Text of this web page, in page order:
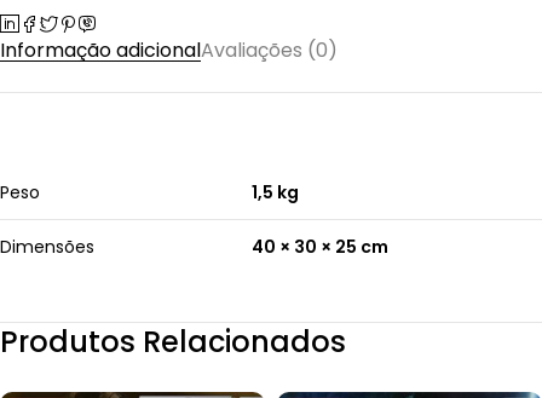
Informação adicionalAvaliações (0)
Peso 1,5 kg
Dimensões 40 × 30 × 25 cm
Produtos Relacionados